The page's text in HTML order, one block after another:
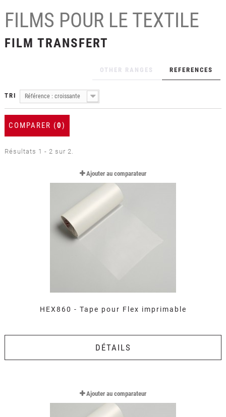
FILMS POUR LE TEXTILE
FILMS DE PROTECTION
+
FORMATIONS
FILMS POUR LE TEXTILE
FILM TRANSFERT
REFERENCES
OTHER RANGES
TRI Référence : croissante
COMPARER (0)
Résultats 1 - 2 sur 2.
HEX860 - Tape pour Flex imprimable
DÉTAILS
Ajouter au comparateur
Ajouter au comparateur